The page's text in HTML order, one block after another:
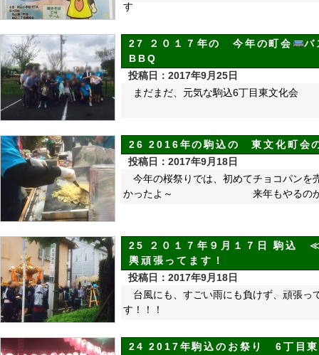
す
27 ２０１７年の 今年の町会
バ
BBQ
投稿日：2017年9月25日
まだまだ、元気な駒込6丁目東
26 2016年の駒込の 東文化町
投稿日：2017年9月18日
今年の桜祭りでは、初めてチ
かったよ～ 来年もやるのか
25 ２０１７年９月１７日 駒
輿頑張ってます！
投稿日：2017年9月18日
台風にも、すごい雨にも負けず、
す！！！
24 2017年駒込のお祭り 6丁目東